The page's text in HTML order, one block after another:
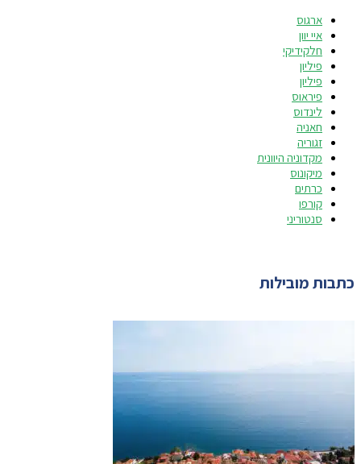
ארגוס
איי יוון
חלקידיקי
פיליון
פיליון
פיראוס
לינדוס
חאניה
זגוריה
מקדוניה היוונית
מיקונוס
כרתים
קורפו
סנטוריני
כתבות מובילות